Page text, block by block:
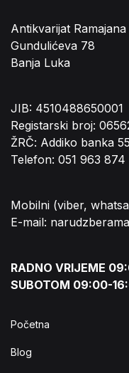
Antikvarijat Ramajana
Gundulićeva 78
Banja Luka
JIB: 4510488650001
Registarski broj:
ŽRČ: Addiko banka
Telefon: 051 963 874
Mobilni (viber,
E-mail:
RADNO VRIJEME
SUBOTOM 09:00-
Početna
Blog